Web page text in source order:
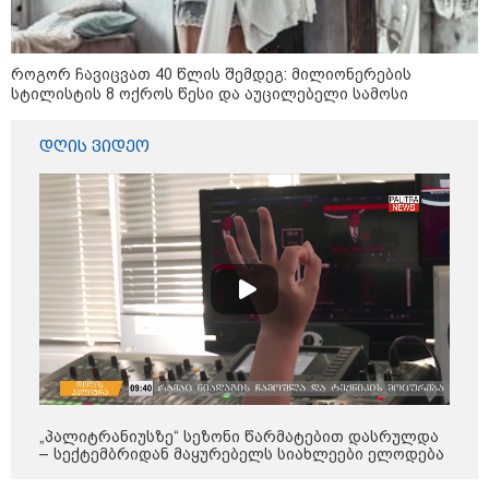
12:34 / 08-08-2026
რას აცხადებს ირაკლი კობახიძე
ელექტროენერგიის რამდენჯერმე
გათიშვასთან დაკავშირებით?
19:32 / 08-08-2026
"სიმბოლურია, რომ კობახიძის
როგორ ჩავიცვათ 40 წლის შემდეგ: მილიონერების
სტილისტის 8 ოქროს წესი და აუცილებელი სამოსი
დღის ვიდეო
„პალიტრანიუსზე“ სეზონი წარმატებით დასრულდა
– სექტემბრიდან მაყურებელს სიახლეები ელოდება